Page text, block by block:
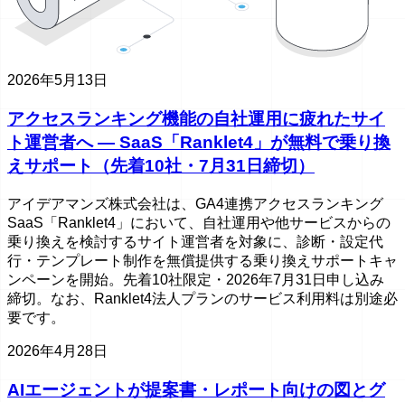
2026年5月13日
アクセスランキング機能の自社運用に疲れたサイ
ト運営者へ ― SaaS「Ranklet4」が無料で乗り換
えサポート（先着10社・7月31日締切）
アイデアマンズ株式会社は、GA4連携アクセスランキング
SaaS「Ranklet4」において、自社運用や他サービスからの
乗り換えを検討するサイト運営者を対象に、診断・設定代
行・テンプレート制作を無償提供する乗り換えサポートキャ
ンペーンを開始。先着10社限定・2026年7月31日申し込み
締切。なお、Ranklet4法人プランのサービス利用料は別途必
要です。
2026年4月28日
AIエージェントが提案書・レポート向けの図とグ